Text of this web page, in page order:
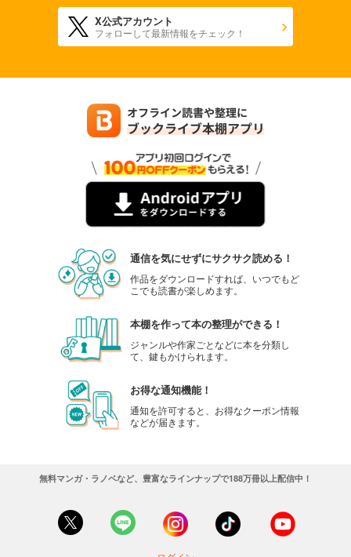
X公式アカウント
フォローして最新情報をチェック！
通信を気にせずにサクサク読める！
作品をダウンロードすれば、いつでもど
こでも読書が楽しめます。
本棚を作って本の整理ができる！
ジャンルや作家ごとなどに本を分類し
て、鍵もかけられます。
お得な通知機能！
通知を許可すると、お得なクーポン情報
などが届きます。
無料マンガ・ラノベなど、豊富なラインナップで188万冊以上配信中！